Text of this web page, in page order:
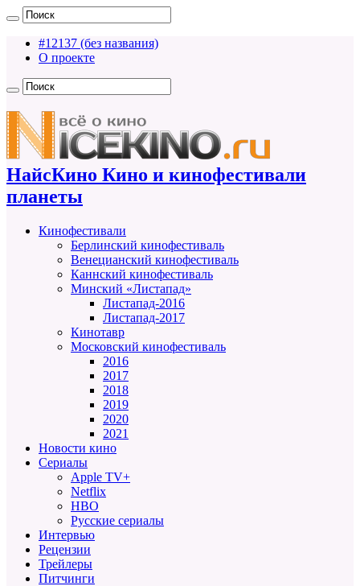
#12137 (без названия)
О проекте
НайсКино Кино и кинофестивали
планеты
Кинофестивали
Берлинский кинофестиваль
Венецианский кинофестиваль
Каннский кинофестиваль
Минский «Листапад»
Листапад-2016
Листапад-2017
Кинотавр
Московский кинофестиваль
2016
2017
2018
2019
2020
2021
Новости кино
Сериалы
Apple TV+
Netflix
HBO
Русские сериалы
Интервью
Рецензии
Трейлеры
Питчинги